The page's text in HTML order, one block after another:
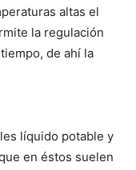
altas el
la regulación
de ahí la
líquido potable y
en éstos suelen